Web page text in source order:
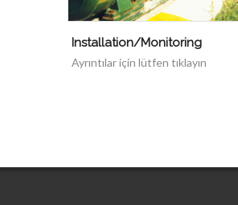
Installation/Monitoring
Ayrıntılar için lütfen tıklayın